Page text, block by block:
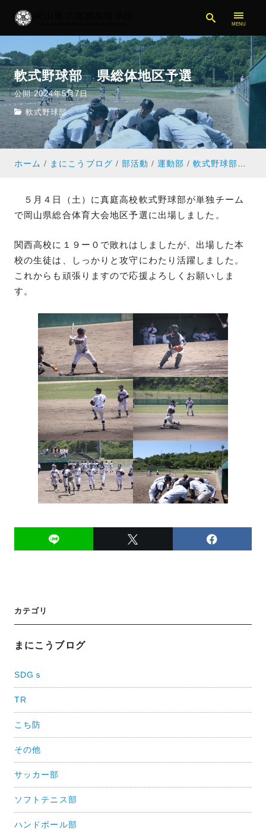
軟式野球部 県総体地区予選
公開:2024年5月7日
軟式野球部
ホーム まにこうブログ 部活動 運動部 軟式野球部
５月４日（土）に真庭高校軟式野球部が単独チーム
で岡山県総合体育大会地区予選に出場しました。
関西高校に１９ー０で敗れはしましたが、出場した本
校の生徒は、しっかりと攻守にわたり活躍しました。
これからも頑張りますので応援よろしくお願いしま
す。
投
稿
ナ
ゲ
ー
シ
ョ
ン
カテゴリ
まにこうブログ
SDGｓ
TR
こち防
その他
サッカー部
ソフトテニス部
ハンドボール部